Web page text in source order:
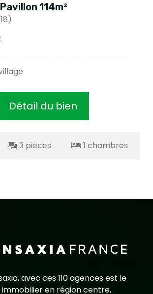
114m²
Détail du bien
3 pièces 1 chambres
avec ces 110 agences est le
en région centre,